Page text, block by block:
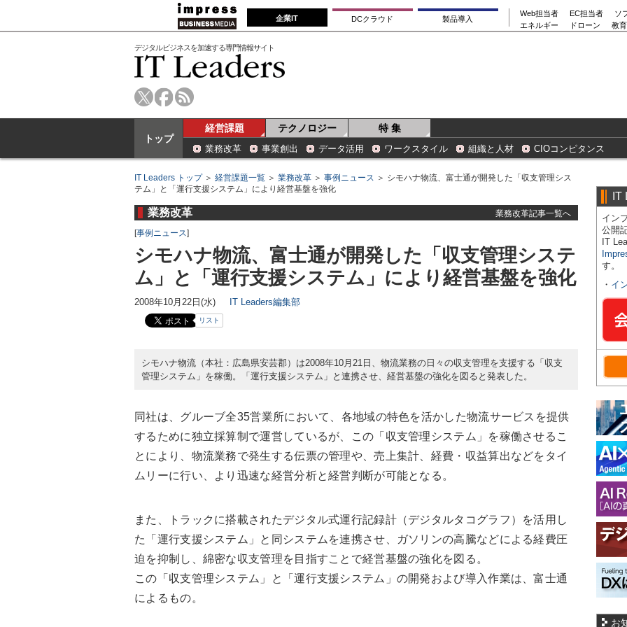
企業IT DCクラウド 製品導入
Web担当者 EC担当者
ソ
エネルギー
ドローン 教
デジタルビジネスを加速する専門情報サイト
トップ
経営課題 テクノロジー 特 集
業務改革 事業創出 データ活用 ワークスタイル 組織と人材 CIOコンピタンス
IT Leaders トップ＞ 経営課題一覧 ＞ 業務改革 ＞ 事例ニュース ＞ シモハナ物流、富士通が開発した「収支管理シス
テム」と「運行支援システム」により経営基盤を強化
業務改革
業務改革記事一覧へ
[事例ニュース]
シモハナ物流、富士通が開発した「収支管理システ
ム」と「運行支援システム」により経営基盤を強化
2008年10月22日(水) IT Leaders編集部
リスト
シモハナ物流（本社：広島県安芸郡）は2008年10月21日、物流業務の日々の収支管理を支援する「収支
管理システム」を稼働。「運行支援システム」と連携させ、経営基盤の強化を図ると発表した。
同社は、グルーブ全35営業所において、各地域の特色を活かした物流サービスを提供
するために独立採算制で運営しているが、この「収支管理システム」を稼働させるこ
とにより、物流業務で発生する伝票の管理や、売上集計、経費・収益算出などをタイ
ムリーに行い、より迅速な経営分析と経営判断が可能となる。
また、トラックに搭載されたデジタル式運行記録計（デジタルタコグラフ）を活用し
た「運行支援システム」と同システムを連携させ、ガソリンの高騰などによる経費圧
迫を抑制し、綿密な収支管理を目指すことで経営基盤の強化を図る。
この「収支管理システム」と「運行支援システム」の開発および導入作業は、富士通
によるもの。
IT
イン
公開
IT
す。
・ イ
お